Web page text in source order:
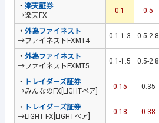
・ 楽天証券
→楽天FX
0.1 0.5
・ 外為ファイネスト
→ファイネストFXMT4
0.1-1.3 0.5-2.8
・ 外為ファイネスト
→ファイネストFXMT5
0.1-1.5 0.5-2.8
・ トレイダーズ証券
→みんなのFX[LIGHTペア]
0.15 0.35
・ トレイダーズ証券
→LIGHT FX[LIGHTペア]
0.18 0.38